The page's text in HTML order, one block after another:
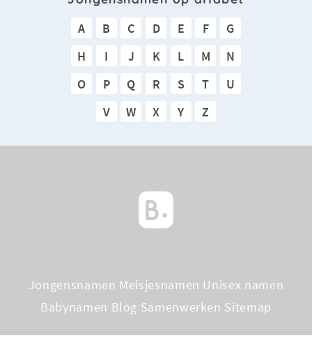
A B C D E F
G
H
I J K L M
N
O
P Q R S T
U
V
W X Y Z
Jongensnamen Meisjesnamen Unisex namen
Babynamen Blog Samenwerken Sitemap